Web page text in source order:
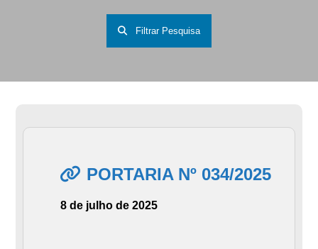
Filtrar Pesquisa
PORTARIA Nº 034/2025
8 de julho de 2025